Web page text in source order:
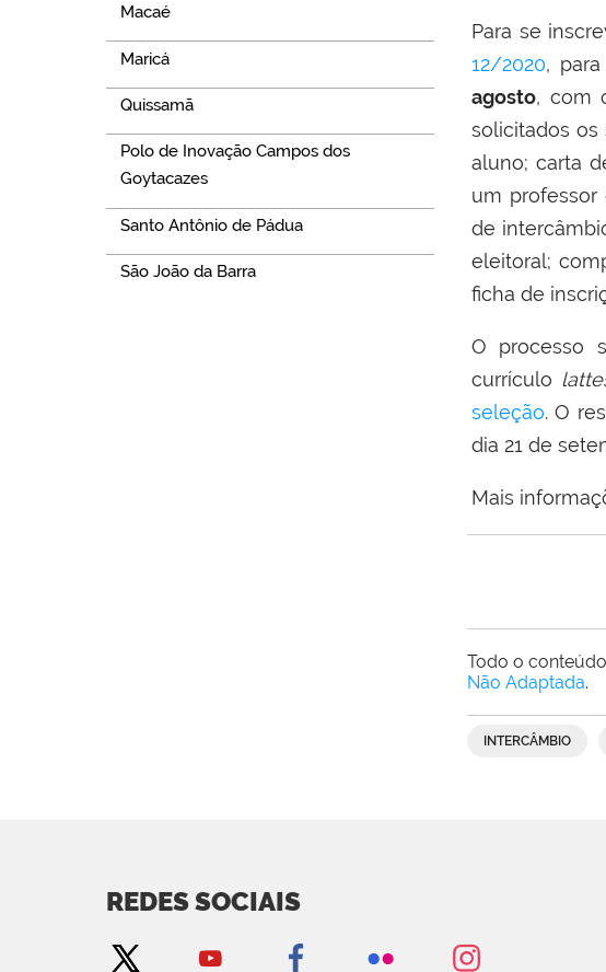
Macaé
Maricá
Quissamã
Polo de Inovação Campos dos
Goytacazes
Santo Antônio de Pádua
São João da Barra
Para se
12/2020,
agosto, com
solicitados
aluno; carta
um
de
eleitoral;
ficha de
O processo
currículo
seleção. O
dia 21 de
Mais
Todo o
Não Adaptada.
INTERCÂMBIO
REDES SOCIAIS